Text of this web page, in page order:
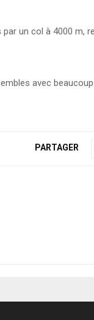
un col à 4000 m,
avec
PARTAGER